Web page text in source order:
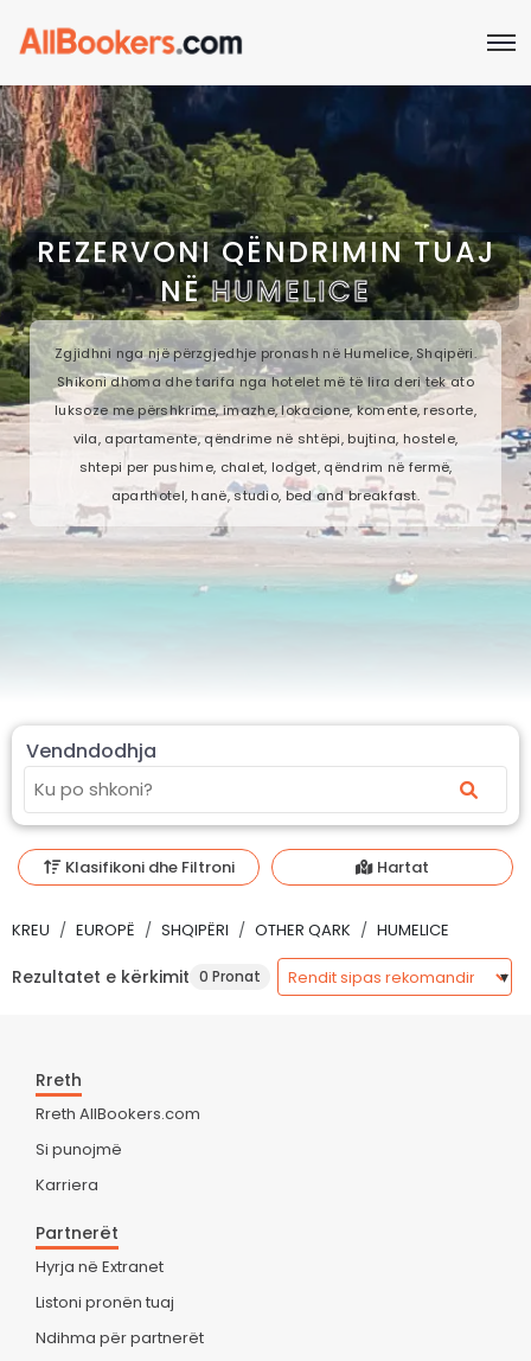
REZERVONI QËNDRIMIN TUAJ
NËHUMELICE
Zgjidhni nga një përzgjedhje pronash në Humelice, Shqipëri.
Shikoni dhoma dhe tarifa nga hotelet më të lira deri tek ato
luksoze me përshkrime, imazhe, lokacione, komente, resorte,
vila, apartamente, qëndrime në shtëpi, bujtina, hostele,
shtepi per pushime, chalet, lodget, qëndrim në fermë,
aparthotel, hanë, studio, bed and breakfast.
Vendndodhja
Klasifikoni dhe Filtroni Hartat
KREU EUROPË SHQIPËRI OTHER QARK HUMELICE
Rezultatet e kërkimit 0 Pronat
Rreth
Rreth AllBookers.com
Si punojmë
Karriera
Partnerët
Hyrja në Extranet
Listoni pronën tuaj
Ndihma për partnerët